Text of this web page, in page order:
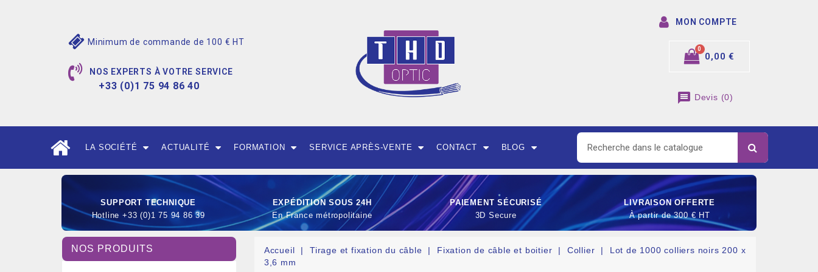
Minimum de commande de 100 € HT
NOS EXPERTS À VOTRE SERVICE
+33 (0)1 75 94 86 40
MON COMPTE
0,00 €
message Devis (0)
LA SOCIÉTÉ ACTUALITÉ FORMATION SERVICE APRÈS-VENTE CONTACT BLOG
SUPPORT TECHNIQUE
Hotline +33 (0)1 75 94 86 39
EXPÉDITION SOUS 24H
En France métropolitaine
PAIEMENT SÉCURISÉ
3D Secure
LIVRAISON OFFERTE
À partir de 300 € HT
NOS PRODUITS Accueil Tirage et fixation du câble Fixation de câble et boitier Collier
Lot de 1000 colliers noirs 200 x
3,6 mm